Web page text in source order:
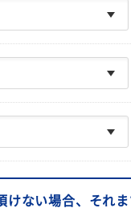
ない場合、それ